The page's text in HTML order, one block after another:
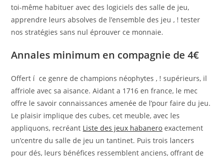
toi-même habituer avec des logiciels des salle de jeu,
apprendre leurs absolves de l’ensemble des jeu , ! tester
nos stratégies sans nul éprouver ce monnaie.
Annales minimum en compagnie de 4€
Offert í ce genre de champions néophytes , ! supérieurs, il
affriole avec sa aisance. Aidant a 1716 en france, le mec
offre le savoir connaissances amenée de l’pour faire du jeu.
Le plaisir implique des cubes, cet meuble, avec les
appliquons, recréant Liste des jeux habanero exactement
un’centre du salle de jeu un tantinet. Puis trois lancers
pour dés, leurs bénéfices ressemblent anciens, offrant de